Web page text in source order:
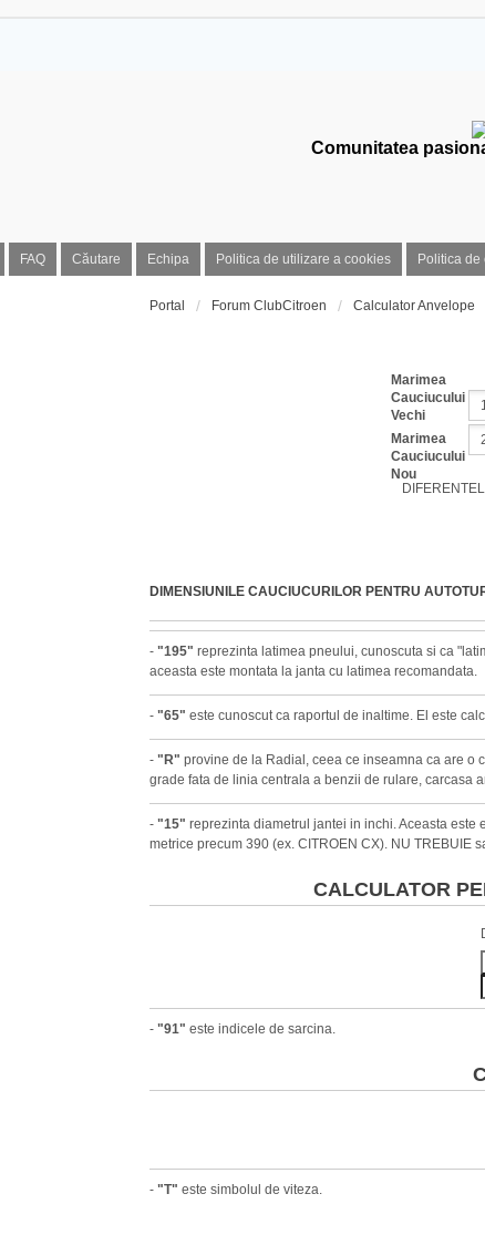
FAQ Căutare Echipa Politica de utilizare a cookies Politica de
Comunitatea
Portal Forum ClubCitroen Calculator Anvelope
Marimea
Cauciucului
Vechi
Marimea
Cauciucului
Nou
DIMENSIUNILE CAUCIUCURILOR PENTRU
- "195" reprezinta latimea pneului, cunoscuta si ca
aceasta este montata la janta cu latimea recomandata.
- "65" este cunoscut ca raportul de inaltime. El este
- "R" provine de la Radial, ceea ce inseamna ca are o
grade fata de linia centrala a benzii de rulare, carcasa
- "15" reprezinta diametrul jantei in inchi. Aceasta este
metrice precum 390 (ex. CITROEN CX). NU TREBUIE
CALCULATOR
- "91" este indicele de sarcina.
- "T" este simbolul de viteza.